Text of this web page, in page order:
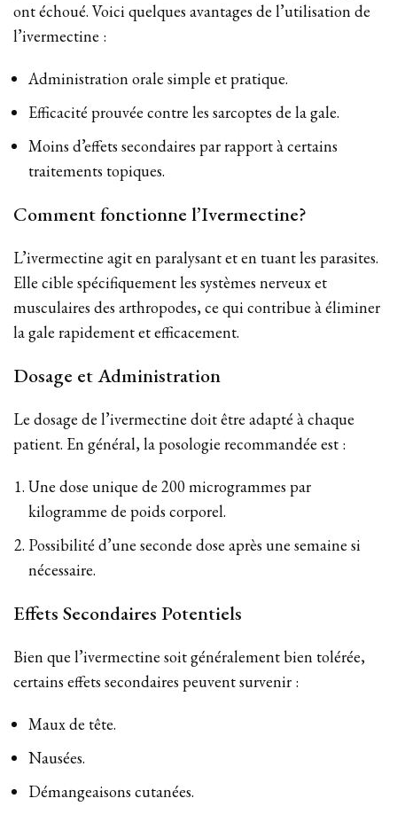
ont échoué. Voici quelques avantages de l’utilisation de
l’ivermectine :
Administration orale simple et pratique.
Efficacité prouvée contre les sarcoptes de la gale.
Moins d’effets secondaires par rapport à certains
traitements topiques.
Comment fonctionne l’Ivermectine?
L’ivermectine agit en paralysant et en tuant les parasites.
Elle cible spécifiquement les systèmes nerveux et
musculaires des arthropodes, ce qui contribue à éliminer
la gale rapidement et efficacement.
Dosage et Administration
Le dosage de l’ivermectine doit être adapté à chaque
patient. En général, la posologie recommandée est :
Une dose unique de 200 microgrammes par
kilogramme de poids corporel.
Possibilité d’une seconde dose après une semaine si
nécessaire.
Effets Secondaires Potentiels
Bien que l’ivermectine soit généralement bien tolérée,
certains effets secondaires peuvent survenir :
Maux de tête.
Nausées.
Démangeaisons cutanées.